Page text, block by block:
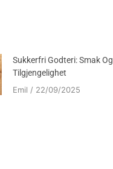
Sukkerfri Godteri: Smak Og
Tilgjengelighet
Emil
22/09/2025